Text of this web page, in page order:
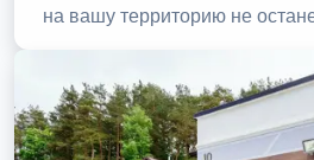
на вашу территорию не